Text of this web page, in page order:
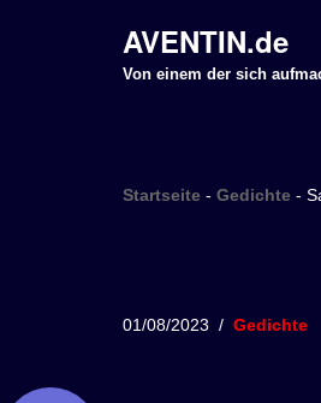
p
AVENTIN.de
Von einem der sich
Startseite - Gedichte -
01/08/2023 Gedichte